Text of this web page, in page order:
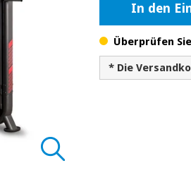
In den
Überprüfen
* Die